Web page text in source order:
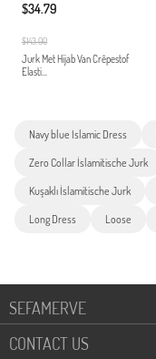
$34.79
$143.00
Jurk Met Hijab Van Crêpestof
Elasti...
Navy blue Islamic Dress
Zero Collar İslamitische Jurk
Kuşaklı İslamitische Jurk
Long Dress Loose
SEFAMERVE
CONTACT US